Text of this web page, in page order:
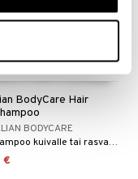
BodyCare Hair
BODYCARE
Hilse-shampoo kuivalle tai rasvaiselle hiuspohjalle.
€